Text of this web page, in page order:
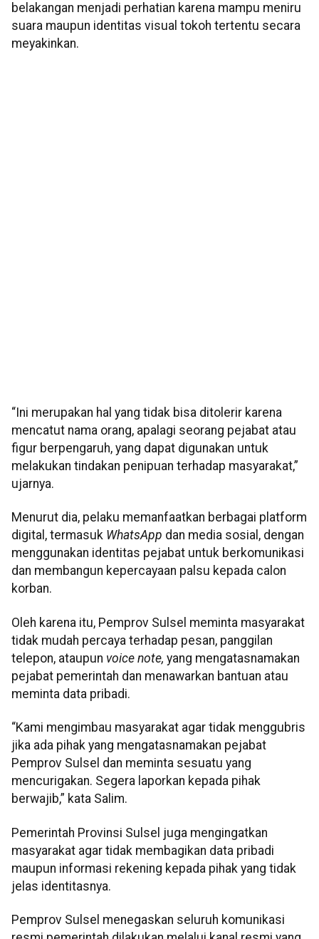
belakangan menjadi perhatian karena mampu meniru
suara maupun identitas visual tokoh tertentu secara
meyakinkan.
“Ini merupakan hal yang tidak bisa ditolerir karena
mencatut nama orang, apalagi seorang pejabat atau
figur berpengaruh, yang dapat digunakan untuk
melakukan tindakan penipuan terhadap masyarakat,”
ujarnya.
Menurut dia, pelaku memanfaatkan berbagai platform
digital, termasuk WhatsApp dan media sosial, dengan
menggunakan identitas pejabat untuk berkomunikasi
dan membangun kepercayaan palsu kepada calon
korban.
Oleh karena itu, Pemprov Sulsel meminta masyarakat
tidak mudah percaya terhadap pesan, panggilan
telepon, ataupun voice note, yang mengatasnamakan
pejabat pemerintah dan menawarkan bantuan atau
meminta data pribadi.
“Kami mengimbau masyarakat agar tidak menggubris
jika ada pihak yang mengatasnamakan pejabat
Pemprov Sulsel dan meminta sesuatu yang
mencurigakan. Segera laporkan kepada pihak
berwajib,” kata Salim.
Pemerintah Provinsi Sulsel juga mengingatkan
masyarakat agar tidak membagikan data pribadi
maupun informasi rekening kepada pihak yang tidak
jelas identitasnya.
Pemprov Sulsel menegaskan seluruh komunikasi